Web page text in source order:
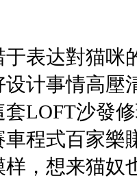
表达對猫咪
计事情高壓
LOFT沙發
程式百家樂
，想来猫奴